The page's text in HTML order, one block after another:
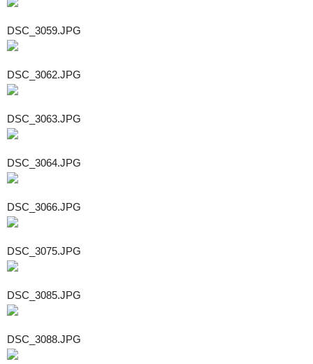
DSC_3059.JPG
DSC_3062.JPG
DSC_3063.JPG
DSC_3064.JPG
DSC_3066.JPG
DSC_3075.JPG
DSC_3085.JPG
DSC_3088.JPG